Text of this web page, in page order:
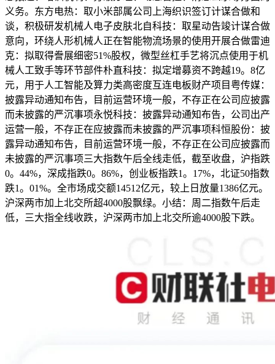
义务。东方电热：取小米部属公司上海织识签订计谋合做和
谈，积极研发机械人电子皮肤北自科技：取星动告竣计谋合做
意向，环绕人形机械人正在智能物流场景的使用开展合做雷迪
克：拟取得誊展细密51%股权，微型丝杠手艺将沉点使用于机
械人工致手等环节部件朴直科技：拟定增募资不跨越19。8亿
元，用于人工智能及算力类高密度互连电板财产项目粤传媒：
披露异动通知布告，目前运营环境一般，不存正在公司应披露
而未披露的严沉事项永悦科技：披露异动通知布告，公司出产
运营一般，不存正在应披露而未披露的严沉事项科恒股份：披
露异动通知布告，目前运营环境一般，不存正在公司应披露而
未披露的严沉事项三大指数午后全线走低，截至收盘，沪指跌
0。44%，深成指跌0。86%，创业板指跌1。17%，北证50指数
跌1。01%。全市场成交额14512亿元，较上日放量1386亿元。
沪深两市加上北交所超4000股飘绿。小结：周二指数午后走
低，三大指全线收跌，沪深两市加上北交所逾4000股下跌。